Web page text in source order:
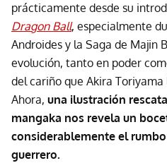
prácticamente desde su
Dragon Ball, especialmente
Androides y la Saga de Majin
evolución, tanto en poder
del cariño que Akira
Ahora, una ilustración
mangaka nos revela un
considerablemente el
guerrero.